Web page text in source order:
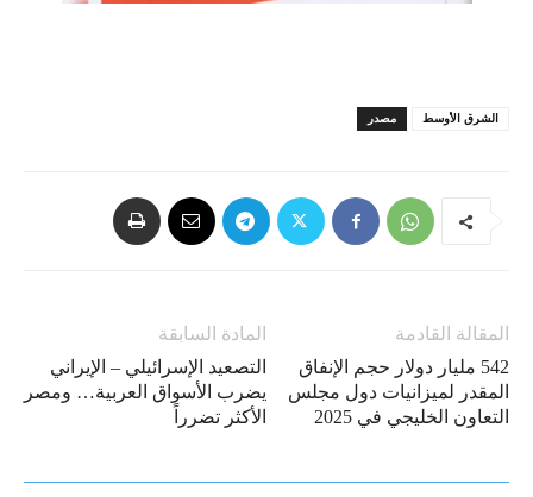
مصدر الشرق الأوسط
المادة السابقة
التصعيد الإسرائيلي – الإيراني
يضرب الأسواق العربية… ومصر
الأكثر تضرراً
المقالة القادمة
542 مليار دولار حجم الإنفاق
المقدر لميزانيات دول مجلس
التعاون الخليجي في 2025